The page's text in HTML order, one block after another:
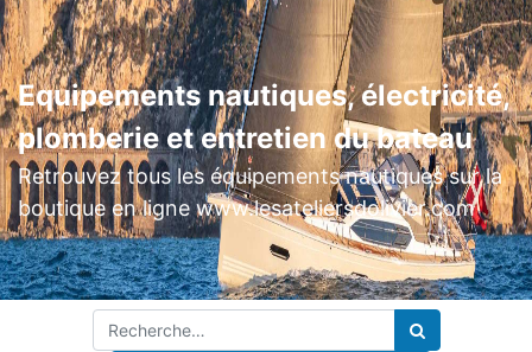
Equipements nautiques, électricité,
plomberie et entretien du bateau
Retrouvez tous les équipements nautiques sur la
boutique en ligne www.lesateliersdolivier.com